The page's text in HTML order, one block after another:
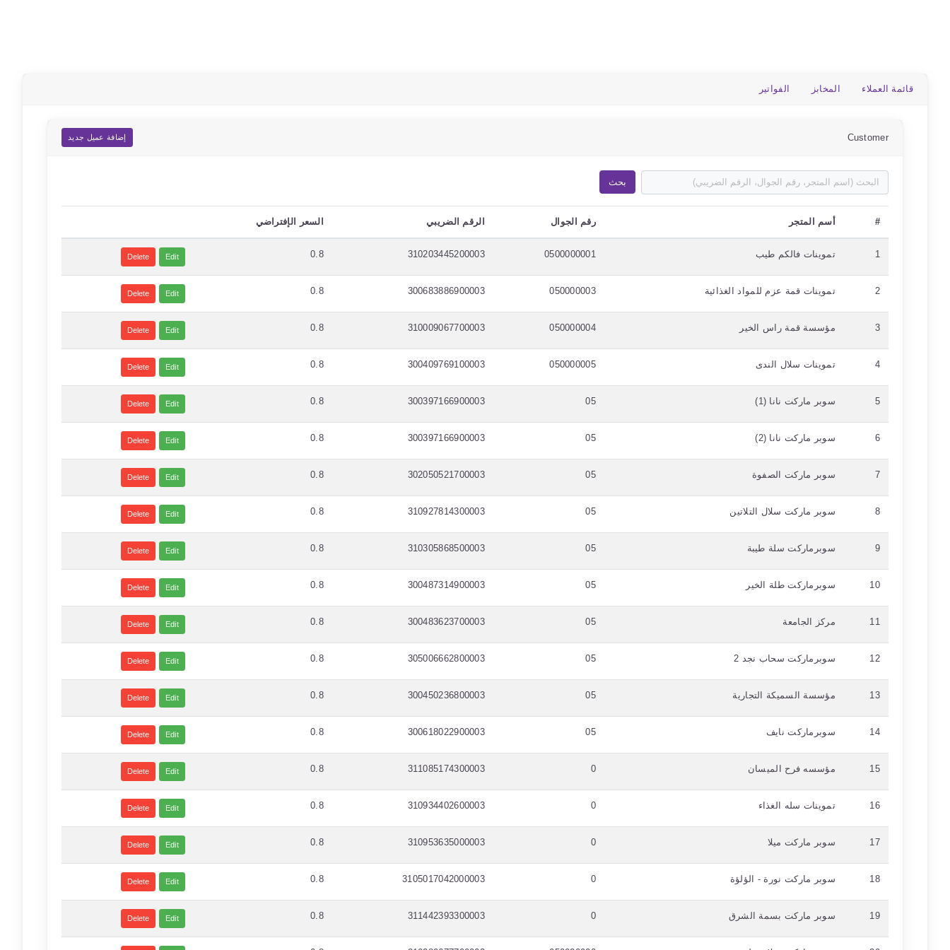
قائمة العملاء المخابز الفواتير
Customer إضافة عميل جديد
بحث
# أسم المتجر رقم الجوال الرقم الضريبي السعر الإفتراضي
1 تموينات فالكم طيب 0500000001
310203445200003
0.8
Edit
Delete
2 تموينات قمة عزم للمواد الغذائية 050000003
300683886900003
0.8
Edit
Delete
3 مؤسسة قمة راس الخير 050000004
310009067700003
0.8
Edit
Delete
4 تموينات سلال الندى 050000005
300409769100003
0.8
Edit
Delete
5 سوبر ماركت نانا (1) 05
300397166900003
0.8
Edit
Delete
6 سوبر ماركت نانا (2) 05
300397166900003
0.8
Edit
Delete
7 سوبر ماركت الصفوة 05
302050521700003
0.8
Edit
Delete
8 سوبر ماركت سلال التلاتين 05
310927814300003
0.8
Edit
Delete
9 سوبرماركت سلة طيبة 05
310305868500003
0.8
Edit
Delete
10 سوبرماركت طلة الخير 05
300487314900003
0.8
Edit
Delete
11 مركز الجامعة 05
300483623700003
0.8
Edit
Delete
12 سوبرماركت سحاب نجد 2 05
305006662800003
0.8
Edit
Delete
13 مؤسسة السميكة التجارية 05
300450236800003
0.8
Edit
Delete
14 سوبرماركت نايف 05
300618022900003
0.8
Edit
Delete
15 مؤسسه فرح الميسان 0
311085174300003
0.8
Edit
Delete
16 تموينات سله الغذاء 0
310934402600003
0.8
Edit
Delete
17 سوبر ماركت ميلا 0
310953635000003
0.8
Edit
Delete
18 سوبر ماركت نورة - الؤلؤة 0
3105017042000003
0.8
Edit
Delete
19 سوبر ماركت بسمة الشرق 0
311442393300003
0.8
Edit
Delete